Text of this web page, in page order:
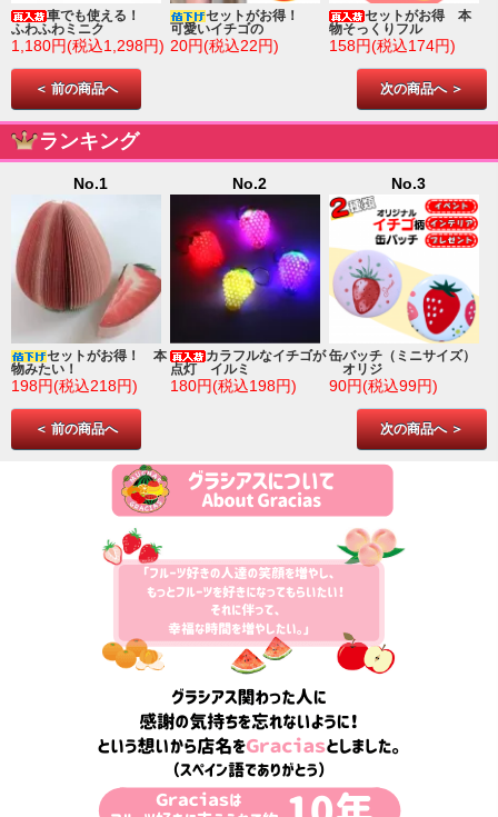
車でも使える！
ふわふわミニク
1,180円(税込1,298円)
セットがお得！
可愛いイチゴの
20円(税込22円)
セットがお得 本
物そっくりフル
158円(税込174円)
＜ 前の商品へ 次の商品へ ＞
ランキング
No.1
セットがお得！ 本
物みたい！
198円(税込218円)
No.2
カラフルなイチゴが
点灯 イルミ
180円(税込198円)
No.3
缶バッチ（ミニサイズ）
オリジ
90円(税込99円)
＜ 前の商品へ 次の商品へ ＞